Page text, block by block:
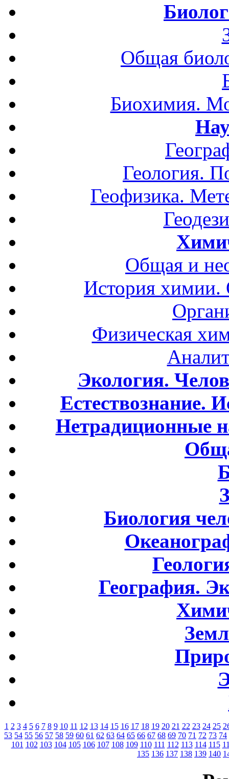
Общая
Биохимия.
Геология.
Геофизика.
Общая и
История
Физическая
Экология.
Естествознание.
Нетрадиционные
Биология
География.
1 2 3 4 5 6 7 8 9 10 11 12 13 14 15 16 17 18 19 20 21 22 23 24 25
53 54 55 56 57 58 59 60 61 62 63 64 65 66 67 68 69 70 71 72 73 74
101 102 103 104 105 106 107 108 109 110 111 112 113 114 115
135 136 137 138 139 140